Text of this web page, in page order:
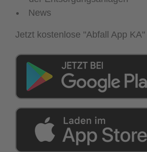
News
Jetzt kostenlose "Abfall App